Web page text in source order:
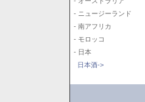
- ニュージーランド
- 南アフリカ
- モロッコ
- 日本
日本酒->